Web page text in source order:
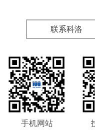
联系科洛
手机网站